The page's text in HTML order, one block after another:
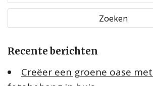
k
n
a
Recente berichten
Creëer een groene oase